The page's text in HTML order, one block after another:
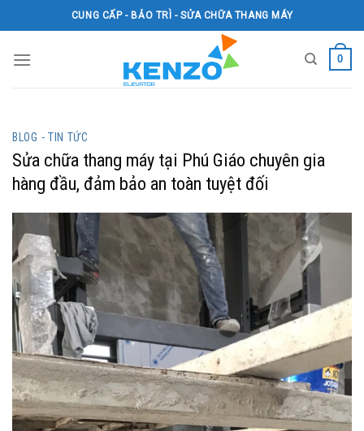
to
CUNG CẤP - BẢO TRÌ - SỬA CHỮA THANG MÁY
0
BLOG - TIN TỨC
Sửa chữa thang máy tại Phú Giáo chuyên gia
hàng đầu, đảm bảo an toàn tuyệt đối